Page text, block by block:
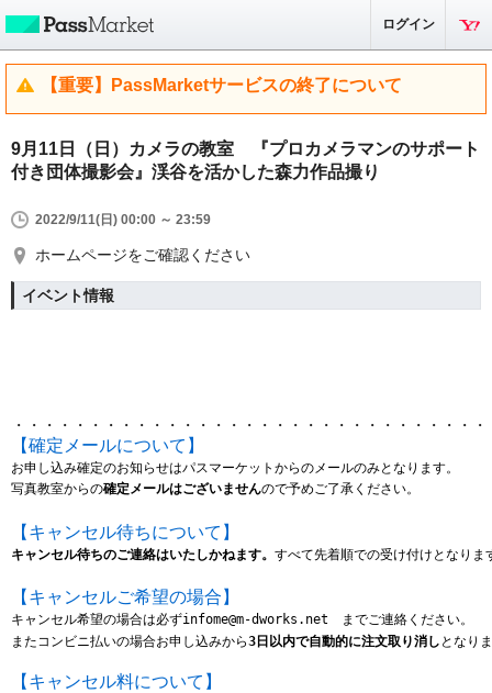
ログイン
【重要】PassMarketサービスの終了について
9月11日（日）カメラの教室 『プロカメラマンのサポート
付き団体撮影会』渓谷を活かした森力作品撮り
2022/9/11(日) 00:00 ～ 23:59
ホームページをご確認ください
イベント情報
・・・・・・・・・・・・・・・・・・・・・・・・・・・・・・・
【確定メールについて】
お申し込み確定のお知らせはパスマーケットからのメールのみとなります。
写真教室からの確定メールはございませんので予めご了承ください。
【キャンセル待ちについて】
キャンセル待ちのご連絡はいたしかねます。 すべて先着順での受け付けとなりま
【キャンセルご希望の場合】
キャンセル希望の場合は必ずinfome@m-dworks.net　までご連絡ください。
またコンビニ払いの場合お申し込みから3日以内で自動的に注文取り消し となり
【キャンセル料について】